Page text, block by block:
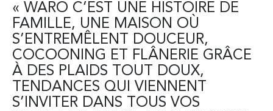
« WARO C’EST UNE HISTOIRE DE
FAMILLE, UNE MAISON OÙ
S’ENTREMÊLENT DOUCEUR,
COCOONING ET FLÂNERIE GRÂCE
À DES PLAIDS TOUT DOUX,
TENDANCES QUI VIENNENT
S’INVITER DANS TOUS VOS